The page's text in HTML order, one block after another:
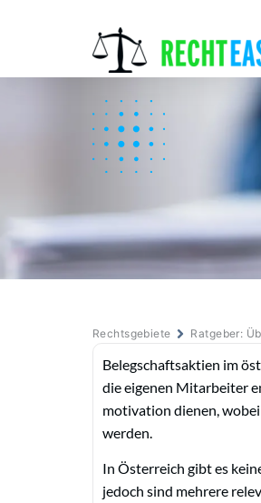
Rechtsgebiete Ratgeber:
Belegschaftsaktien im
die eigenen Mitarbeiter
motivation dienen,
werden.
In Österreich gibt es
jedoch sind mehrere
Alle Anwälte